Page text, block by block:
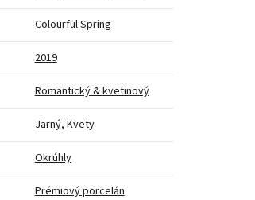
Colourful Spring
2019
Romantický & kvetinový
Jarný, Kvety
Okrúhly
Prémiový porcelán